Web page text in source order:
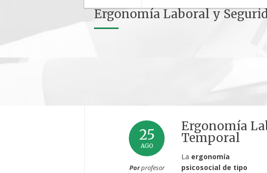
Ergonomía Laboral y
25
AGO
Porprofesor
Ergonomía
Temporal
La ergonomía
psicosocial de tipo